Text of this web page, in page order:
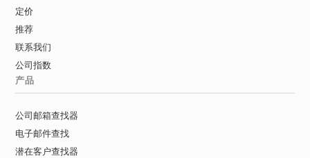
定价
推荐
联系我们
公司指数
产品
公司邮箱查找器
电子邮件查找
潜在客户查找器